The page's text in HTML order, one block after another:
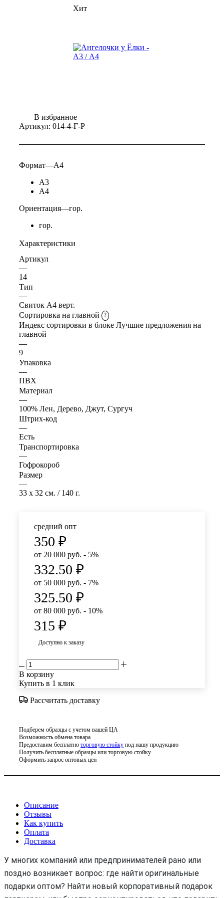
Хит
В избранное
Артикул: 014-4-Г-Р
Формат—А4
А3
А4
Ориентация—гор.
гор.
Характеристики
Артикул
—
14
Тип
—
Свиток А4 верт.
Сортировка на главной
?
Индекс сортировки в блоке Лучшие предложения на
главной
—
9
Упаковка
—
ПВХ
Материал
—
100% Лен, Дерево, Джут, Сургуч
Штрих-код
—
Есть
Транспортировка
—
Гофрокороб
Размер
—
33 x 32 см. / 140 г.
средний опт
350 ₽
от 20 000 руб. - 5%
332.50 ₽
от 50 000 руб. - 7%
325.50 ₽
от 80 000 руб. - 10%
315 ₽
Доступно к заказу
В корзину
Купить в 1 клик
Рассчитать доставку
Подберем образцы с учетом вашей ЦА
Возможность обмена товара
Предоставим бесплатно торговую стойку под нашу продукцию
Получить бесплатные образцы или торговую стойку
Оформить запрос оптовых цен
Описание
Отзывы
Как купить
Оплата
Доставка
У многих компаний или предпринимателей рано или
поздно возникает вопрос: где найти оригинальные
подарки оптом? Найти новый корпоративный подарок